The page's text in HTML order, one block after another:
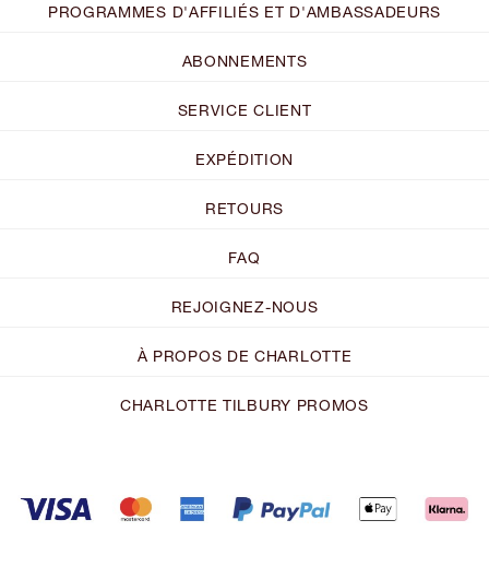
PROGRAMMES D'AFFILIÉS ET D'AMBASSADEURS
ABONNEMENTS
SERVICE CLIENT
EXPÉDITION
RETOURS
FAQ
REJOIGNEZ-NOUS
À PROPOS DE CHARLOTTE
CHARLOTTE TILBURY PROMOS